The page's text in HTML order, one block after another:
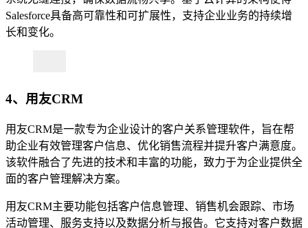
Salesforce具备高可靠性和可扩展性，支持企业业务的持续增
长和变化。
4、用友CRM
用友CRM是一款专为企业设计的客户关系管理软件，旨在帮
助企业有效管理客户信息、优化销售流程并提升客户满意度。
该软件融合了先进的技术和丰富的功能，致力于为企业提供全
面的客户管理解决方案。
用友CRM主要功能包括客户信息管理、销售机会跟踪、市场
活动管理、服务支持以及数据分析与报告。它支持对客户数据